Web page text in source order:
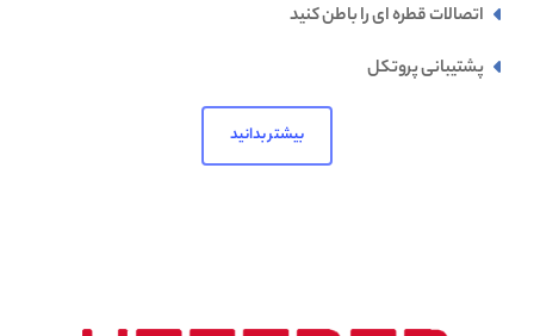
اتصالات قطره ای را باطن کنید
پشتیبانی پروتکل
بیشتر بدانید